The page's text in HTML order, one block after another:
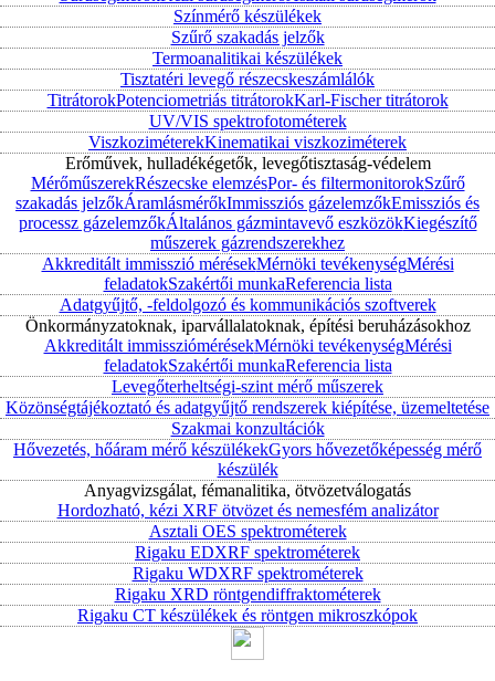
Színmérő készülékek
Szűrő szakadás jelzők
Termoanalitikai készülékek
Tisztatéri levegő részecskeszámlálók
TitrátorokPotenciometriás titrátorokKarl-Fischer titrátorok
UV/VIS spektrofotométerek
ViszkoziméterekKinematikai viszkoziméterek
Erőművek, hulladékégetők, levegőtisztaság-védelem
MérőműszerekRészecske elemzésPor- és filtermonitorokSzűrő
szakadás jelzőkÁramlásmérőkImmissziós gázelemzőkEmissziós és
processz gázelemzőkÁltalános gázmintavevő eszközökKiegészítő
műszerek gázrendszerekhez
Akkreditált immisszió mérésekMérnöki tevékenységMérési
feladatokSzakértői munkaReferencia lista
Adatgyűjtő, -feldolgozó és kommunikációs szoftverek
Önkormányzatoknak, iparvállalatoknak, építési beruházásokhoz
Akkreditált immissziómérésekMérnöki tevékenységMérési
feladatokSzakértői munkaReferencia lista
Levegőterheltségi-szint mérő műszerek
Közönségtájékoztató és adatgyűjtő rendszerek kiépítése, üzemeltetése
Szakmai konzultációk
Hővezetés, hőáram mérő készülékekGyors hővezetőképesség mérő
készülék
Anyagvizsgálat, fémanalitika, ötvözetválogatás
Hordozható, kézi XRF ötvözet és nemesfém analizátor
Asztali OES spektrométerek
Rigaku EDXRF spektrométerek
Rigaku WDXRF spektrométerek
Rigaku XRD röntgendiffraktométerek
Rigaku CT készülékek és röntgen mikroszkópok